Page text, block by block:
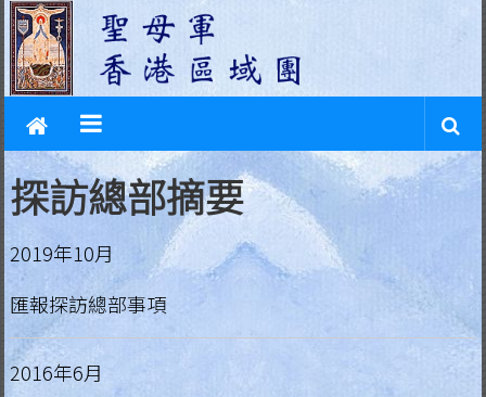
Skip
to
content
L
e
g
i
o
n
o
f
M
探訪總部摘要
2019年10月
匯報探訪總部事項
2016年6月